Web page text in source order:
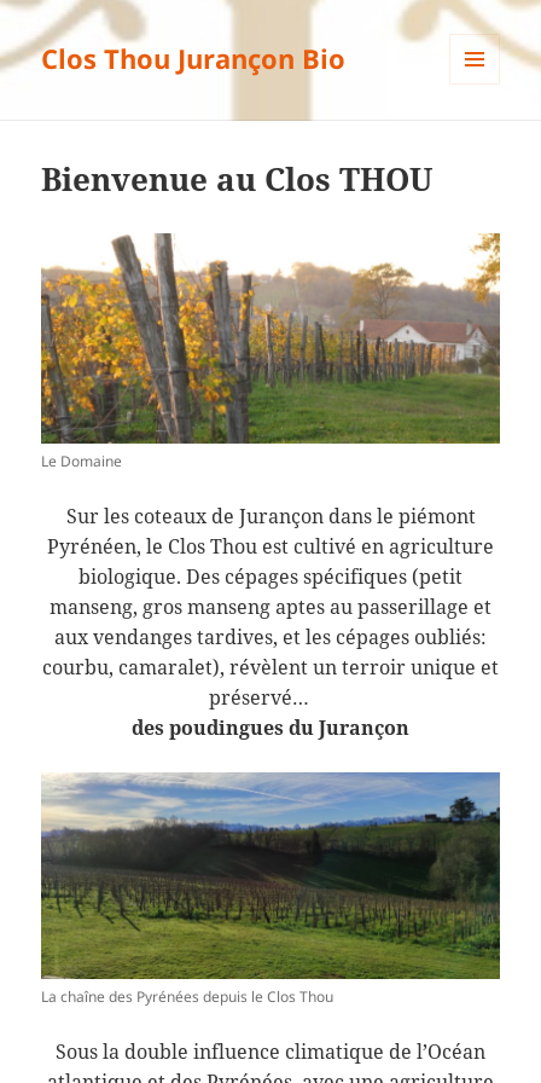
Clos Thou Jurançon Bio
Bienvenue au Clos THOU
Le Domaine
Sur les coteaux de Jurançon dans le piémont
Pyrénéen, le Clos Thou est cultivé en agriculture
biologique. Des cépages spécifiques (petit
manseng, gros manseng aptes au passerillage et
aux vendanges tardives, et les cépages oubliés:
courbu, camaralet), révèlent un terroir unique et
préservé…
des poudingues du Jurançon
La chaîne des Pyrénées depuis le Clos Thou
Sous la double influence climatique de l’Océan